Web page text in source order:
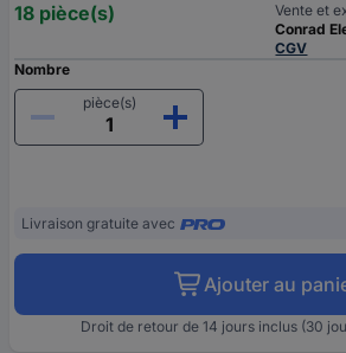
18 pièce(s)
Vente et
Conrad
CGV
Nombre
pièce(s)
Livraison gratuite avec
Ajouter au
Droit de retour de 14 jours inclus (30